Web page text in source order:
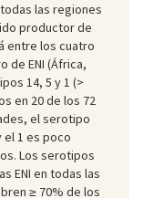
las regiones
productor de
entre los cuatro
de ENI (África,
14, 5 y 1 (>
en 20 de los 72
el serotipo
el 1 es poco
Los serotipos
ENI en todas las
≥ 70% de los